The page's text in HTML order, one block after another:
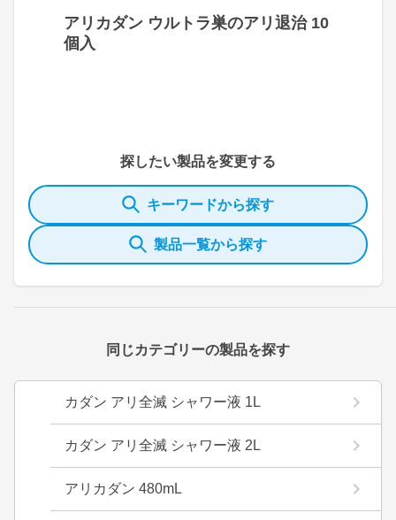
アリカダン ウルトラ巣のアリ退治 10
個入
探したい製品を変更する
キーワードから探す
製品一覧から探す
同じカテゴリーの製品を探す
カダン アリ全滅 シャワー液 1L
カダン アリ全滅 シャワー液 2L
アリカダン 480mL